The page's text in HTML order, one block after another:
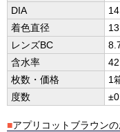
DIA
着色直径
レンズBC
含水率
枚数・価格
1
度数
■アプリコットブラウン